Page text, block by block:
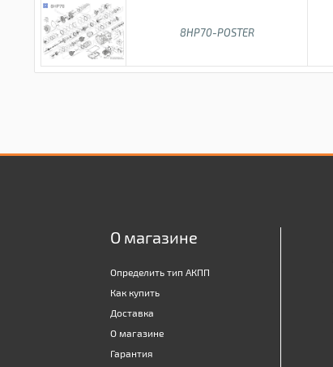
8HP70-POSTER
О магазине
Определить тип АКПП
Как купить
Доставка
О магазине
Гарантия